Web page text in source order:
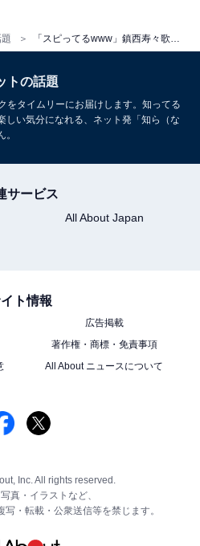
トの話題
をタイムリーにお届けします。知ってる
しい気分になれる、ネット発「知ら（な
サービス
All About Japan
ト情報
広告掲載
著作権・商標・免責事項
All About ニュースについて
Inc. All rights reserved.
真・イラストなど、
・転載・公衆送信等を禁じます。